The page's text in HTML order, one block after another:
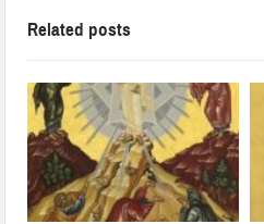
Related posts